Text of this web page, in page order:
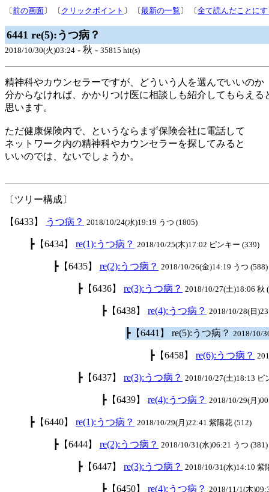
〔前の画面〕 〔 クリックポイント 〕 〔最新の一覧 〕 〔全て読んだことに
6441 re(5):うつ病？
2018/10/30(火)03:24 - 秋 - 35815 hit(s)
精神科やカウンセラーですが、どういう人を選んでいいのか
分からなければ、かかりつけ医に相談しも紹介してもらえる
思います。
ただ健康保険内で、というならまず保険会社に電話して
ネットワーク内の精神科やカウンセラーを探してみると
いいのでは、ないでしょうか。
〔ツリー構成〕
【6433】 うつ病？ 2018/10/24(水)19:19 うつ (1805)
┣【6434】 re(1):うつ病？ 2018/10/25(木)17:02 ピンキー (339)
┣【6435】 re(2):うつ病？ 2018/10/26(金)14:19 うつ (588)
┣【6436】 re(3):うつ病？ 2018/10/27(土)18:06 秋
┣【6438】 re(4):うつ病？ 2018/10/28(日
┣【6441】 re(5):うつ病？ 2018/10/
┣【6458】 re(6):うつ病？
┣【6437】 re(3):うつ病？ 2018/10/27(土)18:13 ピ
┣【6439】 re(4):うつ病？ 2018/10/29(月
┣【6440】 re(1):うつ病？ 2018/10/29(月)22:41 紫陽花 (512)
┣【6444】 re(2):うつ病？ 2018/10/31(水)06:21 うつ (381)
┣【6447】 re(3):うつ病？ 2018/10/31(水)14:10 紫
┣【6450】 re(4):うつ病？ 2018/11/1(木